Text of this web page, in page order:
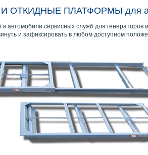
ОТКИДНЫЕ ПЛАТФОРМЫ для
автомобили сервисных служб для генераторов
и зафиксировать в любом доступном